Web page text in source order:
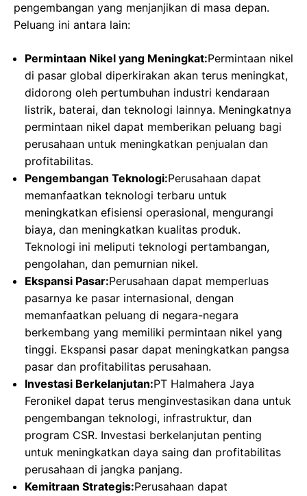
pengembangan yang menjanjikan di masa depan.
Peluang ini antara lain:
Permintaan Nikel yang Meningkat:Permintaan nikel
di pasar global diperkirakan akan terus meningkat,
didorong oleh pertumbuhan industri kendaraan
listrik, baterai, dan teknologi lainnya. Meningkatnya
permintaan nikel dapat memberikan peluang bagi
perusahaan untuk meningkatkan penjualan dan
profitabilitas.
Pengembangan Teknologi:Perusahaan dapat
memanfaatkan teknologi terbaru untuk
meningkatkan efisiensi operasional, mengurangi
biaya, dan meningkatkan kualitas produk.
Teknologi ini meliputi teknologi pertambangan,
pengolahan, dan pemurnian nikel.
Ekspansi Pasar:Perusahaan dapat memperluas
pasarnya ke pasar internasional, dengan
memanfaatkan peluang di negara-negara
berkembang yang memiliki permintaan nikel yang
tinggi. Ekspansi pasar dapat meningkatkan pangsa
pasar dan profitabilitas perusahaan.
Investasi Berkelanjutan:PT Halmahera Jaya
Feronikel dapat terus menginvestasikan dana untuk
pengembangan teknologi, infrastruktur, dan
program CSR. Investasi berkelanjutan penting
untuk meningkatkan daya saing dan profitabilitas
perusahaan di jangka panjang.
Kemitraan Strategis:Perusahaan dapat